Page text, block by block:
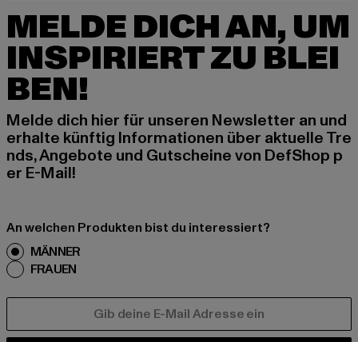
MELDE DICH AN, UM
INSPIRIERT ZU BLEI
BEN!
Melde dich hier für unseren Newsletter an und
erhalte künftig Informationen über aktuelle Tre
nds, Angebote und Gutscheine von DefShop p
er E-Mail!
An welchen Produkten bist du interessiert?
MÄNNER
FRAUEN